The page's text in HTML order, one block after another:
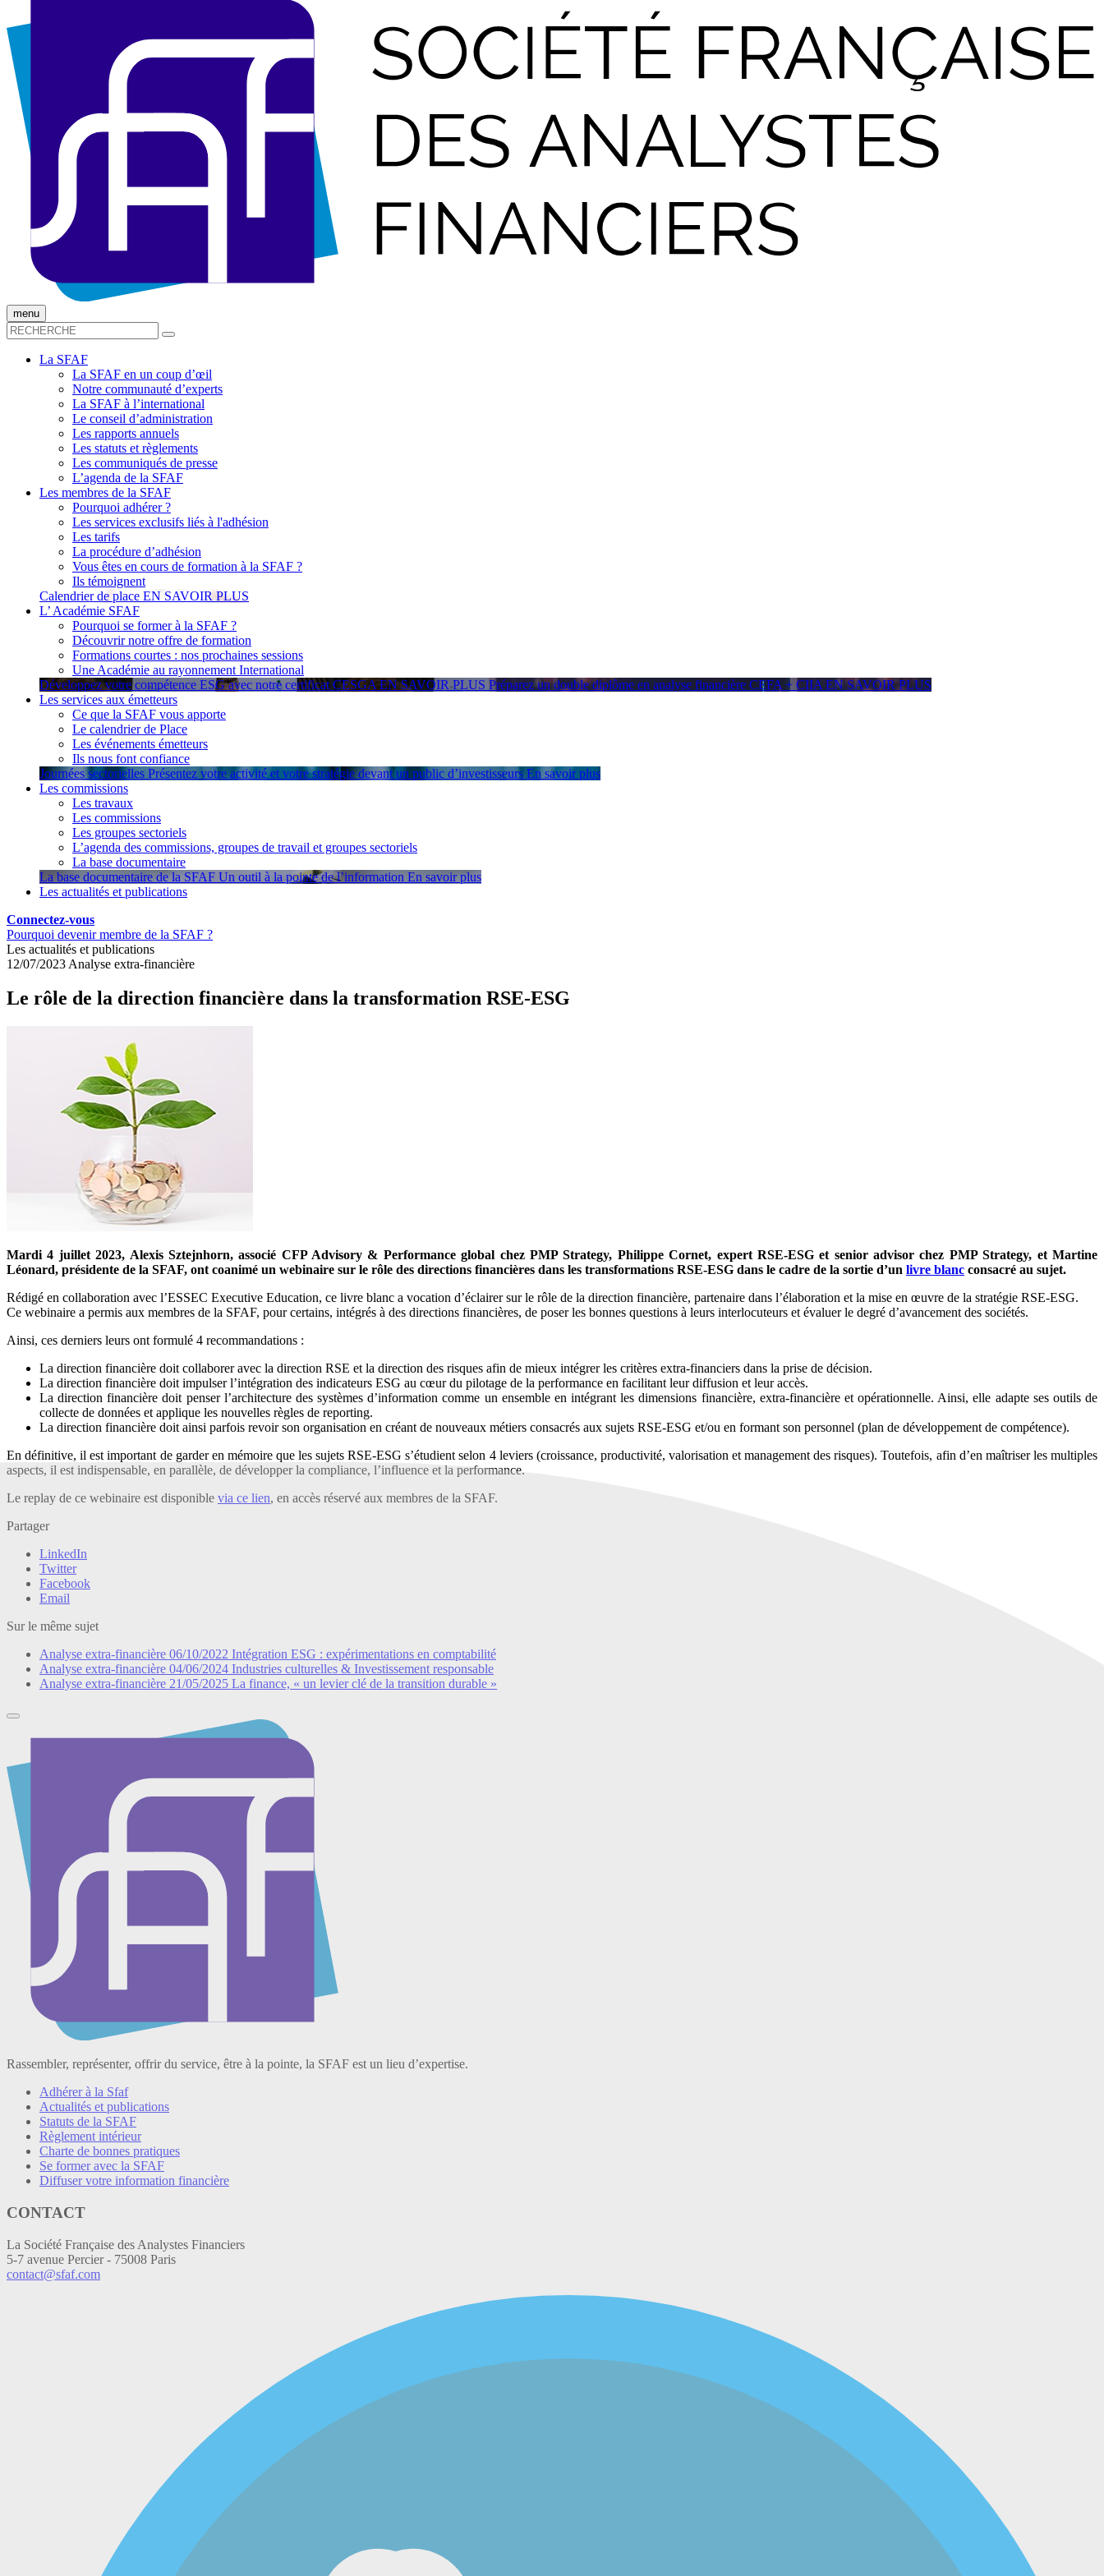
menu
La SFAF
La SFAF en un coup d’œil
Notre communauté d’experts
La SFAF à l’international
Le conseil d’administration
Les rapports annuels
Les statuts et règlements
Les communiqués de presse
L’agenda de la SFAF
Les membres de la SFAF
Pourquoi adhérer ?
Les services exclusifs liés à l'adhésion
Les tarifs
La procédure d’adhésion
Vous êtes en cours de formation à la SFAF ?
Ils témoignent
Calendrier de place EN SAVOIR PLUS
L’ Académie SFAF
Pourquoi se former à la SFAF ?
Découvrir notre offre de formation
Formations courtes : nos prochaines sessions
Une Académie au rayonnement International
Développez votre compétence ESG avec notre certificat CESGA EN SAVOIR PLUS Préparez un double diplôme en analyse financière CEFA + CIIA EN SAVOIR PLUS
Les services aux émetteurs
Ce que la SFAF vous apporte
Le calendrier de Place
Les événements émetteurs
Ils nous font confiance
Journées sectorielles Présentez votre activité et votre stratégie devant un public d’investisseurs En savoir plus
Les commissions
Les travaux
Les commissions
Les groupes sectoriels
L’agenda des commissions, groupes de travail et groupes sectoriels
La base documentaire
La base documentaire de la SFAF Un outil à la pointe de l’information En savoir plus
Les actualités et publications
Connectez-vous
Pourquoi devenir membre de la SFAF ?
Les actualités et publications
12/07/2023 Analyse extra-financière
Le rôle de la direction financière dans la transformation RSE-ESG
Mardi 4 juillet 2023, Alexis Sztejnhorn, associé CFP Advisory & Performance global chez PMP Strategy, Philippe Cornet, expert RSE-ESG et senior advisor chez PMP Strategy, et Martine
Léonard, présidente de la SFAF, ont coanimé un webinaire sur le rôle des directions financières dans les transformations RSE-ESG dans le cadre de la sortie d’un livre blanc consacré au sujet.
Rédigé en collaboration avec l’ESSEC Executive Education, ce livre blanc a vocation d’éclairer sur le rôle de la direction financière, partenaire dans l’élaboration et la mise en œuvre de la stratégie RSE-ESG.
Ce webinaire a permis aux membres de la SFAF, pour certains, intégrés à des directions financières, de poser les bonnes questions à leurs interlocuteurs et évaluer le degré d’avancement des sociétés.
Ainsi, ces derniers leurs ont formulé 4 recommandations :
La direction financière doit collaborer avec la direction RSE et la direction des risques afin de mieux intégrer les critères extra-financiers dans la prise de décision.
La direction financière doit impulser l’intégration des indicateurs ESG au cœur du pilotage de la performance en facilitant leur diffusion et leur accès.
La direction financière doit penser l’architecture des systèmes d’information comme un ensemble en intégrant les dimensions financière, extra-financière et opérationnelle. Ainsi, elle adapte ses outils de
collecte de données et applique les nouvelles règles de reporting.
La direction financière doit ainsi parfois revoir son organisation en créant de nouveaux métiers consacrés aux sujets RSE-ESG et/ou en formant son personnel (plan de développement de compétence).
En définitive, il est important de garder en mémoire que les sujets RSE-ESG s’étudient selon 4 leviers (croissance, productivité, valorisation et management des risques). Toutefois, afin d’en maîtriser les multiples
aspects, il est indispensable, en parallèle, de développer la compliance, l’influence et la performance.
Le replay de ce webinaire est disponible via ce lien, en accès réservé aux membres de la SFAF.
Partager
LinkedIn
Twitter
Facebook
Email
Sur le même sujet
Analyse extra-financière 06/10/2022 Intégration ESG : expérimentations en comptabilité
Analyse extra-financière 04/06/2024 Industries culturelles & Investissement responsable
Analyse extra-financière 21/05/2025 La finance, « un levier clé de la transition durable »
Rassembler, représenter, offrir du service, être à la pointe, la SFAF est un lieu d’expertise.
Adhérer à la Sfaf
Actualités et publications
Statuts de la SFAF
Règlement intérieur
Charte de bonnes pratiques
Se former avec la SFAF
Diffuser votre information financière
CONTACT
La Société Française des Analystes Financiers
5-7 avenue Percier - 75008 Paris
contact@sfaf.com